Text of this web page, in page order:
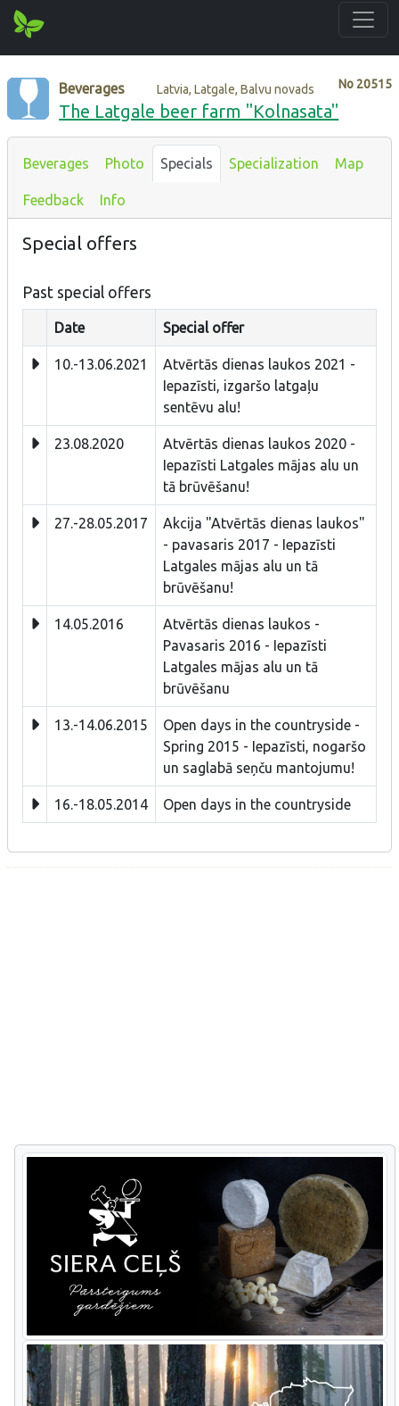
No 20515
Beverages Latvia, Latgale, Balvu novads
The Latgale beer farm "Kolnasata"
Beverages Photo Specials Specialization Map
Feedback Info
Special offers
Past special offers
Date Special offer
10.-13.06.2021
Atvērtās dienas laukos 2021 -
Iepazīsti, izgaršo latgaļu
sentēvu alu!
23.08.2020
Atvērtās dienas laukos 2020 -
Iepazīsti Latgales mājas alu un
tā brūvēšanu!
27.-28.05.2017
Akcija "Atvērtās dienas laukos"
- pavasaris 2017 - Iepazīsti
Latgales mājas alu un tā
brūvēšanu!
14.05.2016
Atvērtās dienas laukos -
Pavasaris 2016 - Iepazīsti
Latgales mājas alu un tā
brūvēšanu
13.-14.06.2015
Open days in the countryside -
Spring 2015 - Iepazīsti, nogaršo
un saglabā seņču mantojumu!
16.-18.05.2014 Open days in the countryside